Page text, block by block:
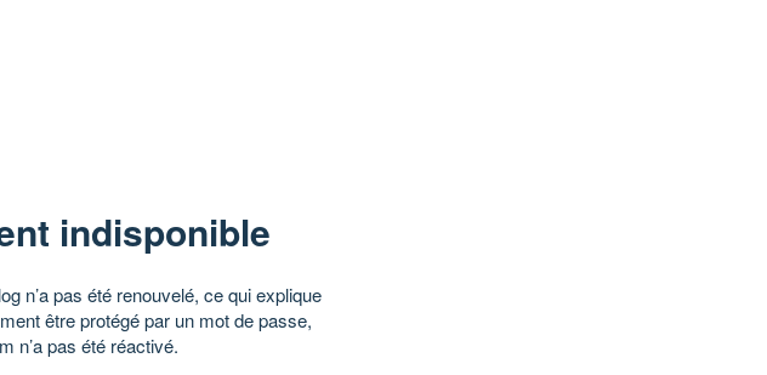
indisponible
n’a pas été renouvelé, ce qui explique
être protégé par un mot de passe,
n’a pas été réactivé.